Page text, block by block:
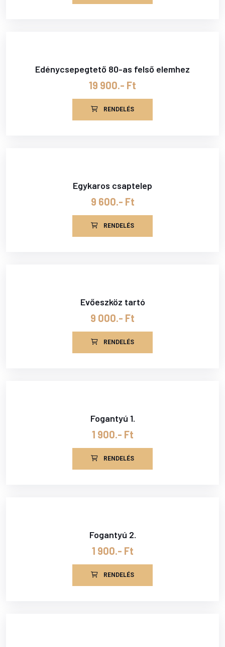
Edénycsepegtető 80-as felső elemhez
19 900.- Ft
RENDELÉS
Egykaros csaptelep
9 600.- Ft
RENDELÉS
Evőeszköz tartó
9 000.- Ft
RENDELÉS
Fogantyú 1.
1 900.- Ft
RENDELÉS
Fogantyú 2.
1 900.- Ft
RENDELÉS